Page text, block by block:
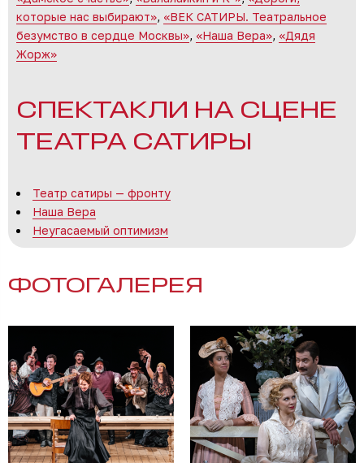
которые нас выбирают», «ВЕК САТИРЫ. Театральное
безумство в сердце Москвы», «Наша Вера», «Дядя
Жорж»
СПЕКТАКЛИ НА СЦЕНЕ
ТЕАТРА САТИРЫ
Театр сатиры — фронту
Наша Вера
Неугасаемый оптимизм
ФОТОГАЛЕРЕЯ